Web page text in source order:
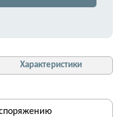
Характеристики